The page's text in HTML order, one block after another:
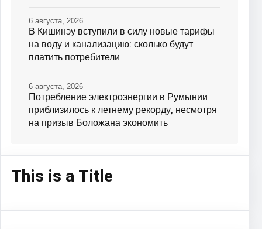
В Кишинэу вступили в силу новые тарифы
на воду и канализацию: сколько будут
платить потребители
6 августа, 2026
Потребление электроэнергии в Румынии
приблизилось к летнему рекорду, несмотря
на призыв Боложана экономить
6 августа, 2026
This is a Title